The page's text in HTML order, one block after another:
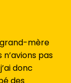
grand-mère
pas
donc